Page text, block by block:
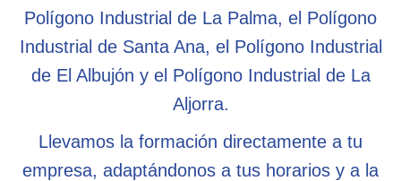
Polígono Industrial de La Palma, el Polígono
Industrial de Santa Ana, el Polígono Industrial
de El Albujón y el Polígono Industrial de La
Aljorra.
Llevamos la formación directamente a tu
empresa, adaptándonos a tus horarios y a la